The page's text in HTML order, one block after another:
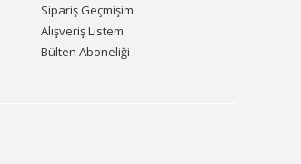
Sipariş Geçmişim
Alışveriş Listem
Bülten Aboneliği